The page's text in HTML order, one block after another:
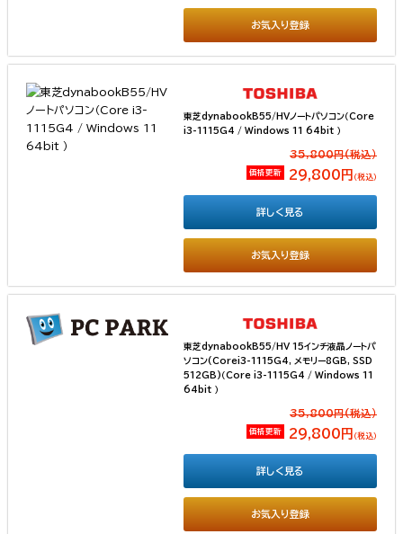
お気入り登録
東芝dynabookB55/HVノートパソコン（Core
i3-1115G4 / Windows 11 64bit ）
35,800円(税込）
価格更新 29,800円 （税込）
お気入り登録
詳しく見る
東芝dynabookB55/HV 15インチ液晶ノートパ
ソコン(Corei3-1115G4, メモリー8GB, SSD
512GB)（Core i3-1115G4 / Windows 11
64bit ）
35,800円(税込）
価格更新 29,800円 （税込）
お気入り登録
詳しく見る